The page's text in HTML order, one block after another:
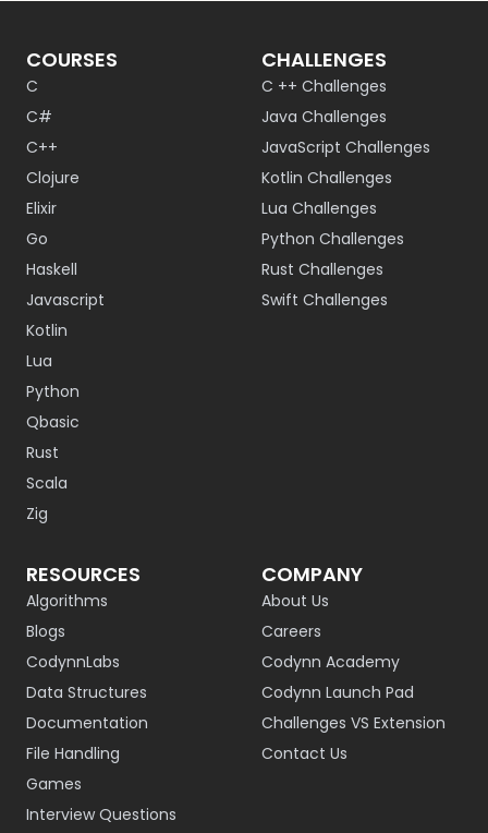
COURSES
C
C#
C++
Clojure
Elixir
Go
Haskell
Javascript
Kotlin
Lua
Python
Qbasic
Rust
Scala
Zig
CHALLENGES
C ++ Challenges
Java Challenges
JavaScript Challenges
Kotlin Challenges
Lua Challenges
Python Challenges
Rust Challenges
Swift Challenges
RESOURCES
Algorithms
Blogs
CodynnLabs
Data Structures
Documentation
File Handling
Games
Interview Questions
COMPANY
About Us
Careers
Codynn Academy
Codynn Launch Pad
Challenges VS Extension
Contact Us